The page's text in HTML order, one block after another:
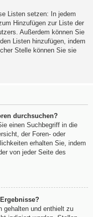
Listen setzen: In jedem
Hinzufügen zur Liste der
Außerdem können Sie
Listen hinzufügen, indem
Stelle können Sie sie
durchsuchen?
einen Suchbegriff in die
der Foren- oder
erhalten Sie, indem
von jeder Seite des
gehalten und enthielt zu